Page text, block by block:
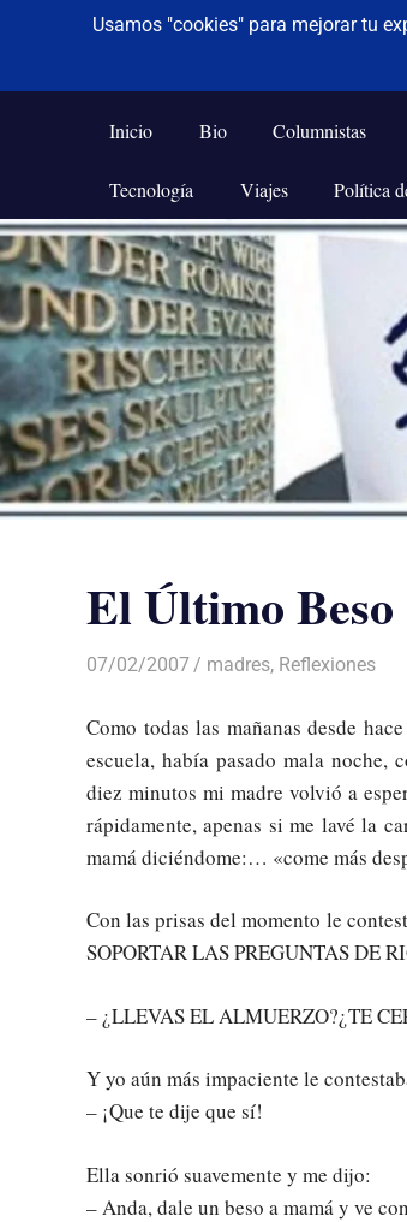
Saltar
al
contenido
De todo un poco
Frases,
Humor,
Tecnología
y
Viajes
Inicio Bio Columnistas
Tecnología Viajes Política
El Último Beso
07/02/2007 Luis Castellanos
madres, Reflexiones
Como todas las mañanas desde
escuela, había pasado mala noche,
diez minutos mi madre volvió a
rápidamente, apenas si me lavé la
mamá diciéndome:… «come más
Con las prisas del momento le
SOPORTAR LAS PREGUNTAS DE
– ¿LLEVAS EL ALMUERZO?¿TE
Y yo aún más impaciente le
– ¡Que te dije que sí!
Ella sonrió suavemente y me dijo:
– Anda, dale un beso a mamá y ve